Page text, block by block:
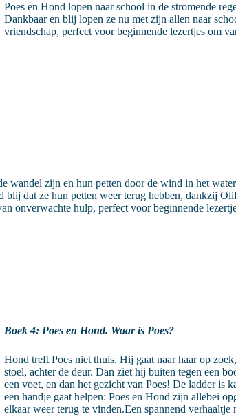
Poes en Hond lopen naar school in de stromende
Dankbaar en blij lopen ze nu met zijn allen naar
vriendschap, perfect voor beginnende lezertjes om
wandel zijn en hun petten door de wind in het
dat ze hun petten weer terug hebben, dankzij
onverwachte hulp, perfect voor beginnende
Boek 4: Poes en Hond. Waar is Poes?
Hond treft Poes niet thuis. Hij gaat naar haar op
stoel, achter de deur. Dan ziet hij buiten tegen een
een voet, en dan het gezicht van Poes! De ladder is
een handje gaat helpen: Poes en Hond zijn allebei
elkaar weer terug te vinden.Een spannend